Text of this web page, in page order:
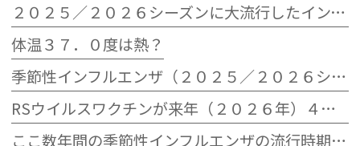
２０２５／２０２６シーズンに大流行したインフルエンザウイルスB型
体温３７．０度は熱？
季節性インフルエンザ（２０２５／２０２６シーズン）の流行状況
RSウイルスワクチンが来年（２０２６年）４月から定期接種へ
ここ数年間の季節性インフルエンザの流行時期とその規模